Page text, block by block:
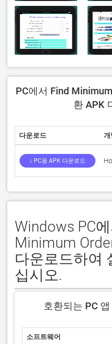
PC에서 Find
환 APK
다운로드 개
↓ PC용 APK 다운로드
Windows PC
Minimum
다운로드하여
십시오.
호환되는 PC
소프트웨어